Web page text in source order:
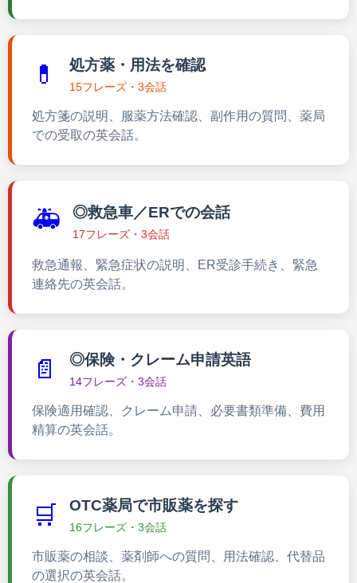
💊 処方薬・用法を確認
15フレーズ・3会話
処方箋の説明、服薬方法確認、副作用の質問、薬局
での受取の英会話。
🚑 ◎救急車／ERでの会話
17フレーズ・3会話
救急通報、緊急症状の説明、ER受診手続き、緊急
連絡先の英会話。
📄 ◎保険・クレーム申請英語
14フレーズ・3会話
保険適用確認、クレーム申請、必要書類準備、費用
精算の英会話。
🛒 OTC薬局で市販薬を探す
16フレーズ・3会話
市販薬の相談、薬剤師への質問、用法確認、代替品
の選択の英会話。